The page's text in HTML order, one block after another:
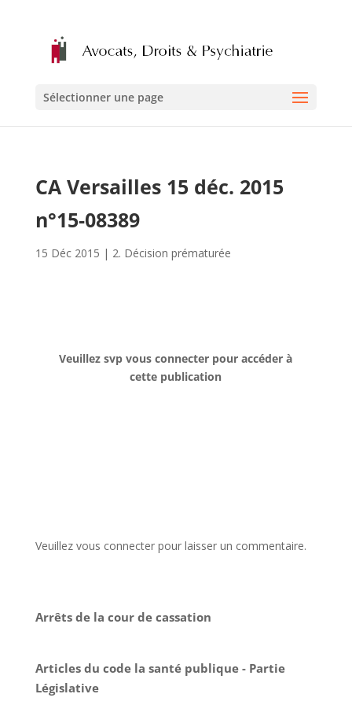
Sélectionner une page
CA Versailles 15 déc. 2015
n°15-08389
15 Déc 2015 | 2. Décision prématurée
Veuillez svp vous connecter pour accéder à
cette publication
Veuillez vous connecter pour laisser un commentaire.
Arrêts de la cour de cassation
Articles du code la santé publique - Partie
Législative